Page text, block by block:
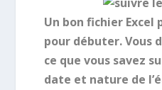
Un bon fichier Excel
pour débuter. Vous
ce que vous savez
date et nature de